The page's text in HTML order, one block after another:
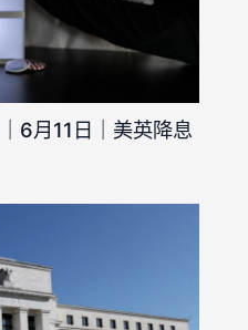
6月11日｜美英降息